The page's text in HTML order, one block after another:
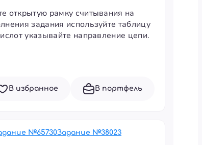
открытую рамку считывания на
задания используйте таблицу
указывайте направление цепи.
В избранное В портфель
№65730Задание №38023